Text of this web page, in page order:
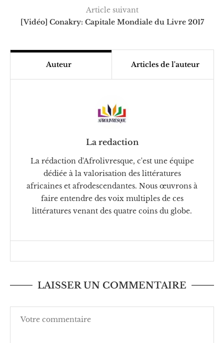
Article suivant
[Vidéo] Conakry: Capitale Mondiale du Livre 2017
Auteur Articles de l'auteur
La redaction
La rédaction d'Afrolivresque, c'est une équipe
dédiée à la valorisation des littératures
africaines et afrodescendantes. Nous œuvrons à
faire entendre des voix multiples de ces
littératures venant des quatre coins du globe.
LAISSER UN COMMENTAIRE